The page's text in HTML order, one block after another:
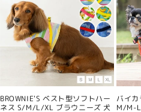
BROWNIE'S ベスト型ソフトハー
ネス S/M/L/XL ブラウニーズ 犬
バイ
M/M-